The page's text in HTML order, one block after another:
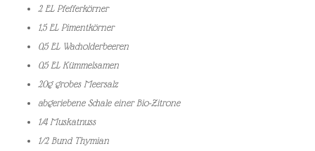
2 EL Pfefferkörner
1,5 EL Pimentkörner
0,5 EL Wacholderbeeren
0,5 EL Kümmelsamen
20g grobes Meersalz
abgeriebene Schale einer Bio-Zitrone
1/4 Muskatnuss
1/2 Bund Thymian